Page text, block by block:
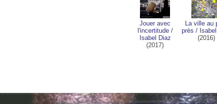
Jouer avec
l'incertitude/
Isabel Diaz
(2017)
La ville au
près /
(2016)